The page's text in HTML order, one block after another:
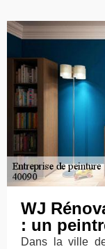
WJ
: un
Dans la ville